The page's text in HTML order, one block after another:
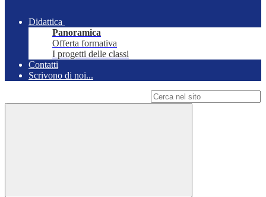
Didattica
Panoramica
Offerta formativa
I progetti delle classi
Contatti
Scrivono di noi...